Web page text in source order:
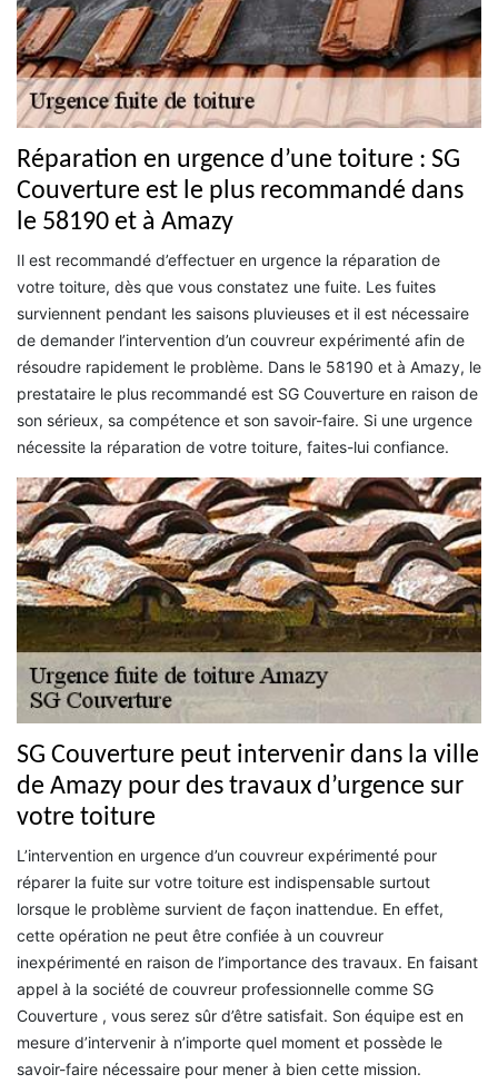
Réparation en urgence d’une toiture : SG
Couverture est le plus recommandé dans
le 58190 et à Amazy
Il est recommandé d’effectuer en urgence la réparation de
votre toiture, dès que vous constatez une fuite. Les fuites
surviennent pendant les saisons pluvieuses et il est nécessaire
de demander l’intervention d’un couvreur expérimenté afin de
résoudre rapidement le problème. Dans le 58190 et à Amazy, le
prestataire le plus recommandé est SG Couverture en raison de
son sérieux, sa compétence et son savoir-faire. Si une urgence
nécessite la réparation de votre toiture, faites-lui confiance.
SG Couverture peut intervenir dans la ville
de Amazy pour des travaux d’urgence sur
votre toiture
L’intervention en urgence d’un couvreur expérimenté pour
réparer la fuite sur votre toiture est indispensable surtout
lorsque le problème survient de façon inattendue. En effet,
cette opération ne peut être confiée à un couvreur
inexpérimenté en raison de l’importance des travaux. En faisant
appel à la société de couvreur professionnelle comme SG
Couverture , vous serez sûr d’être satisfait. Son équipe est en
mesure d’intervenir à n’importe quel moment et possède le
savoir-faire nécessaire pour mener à bien cette mission.